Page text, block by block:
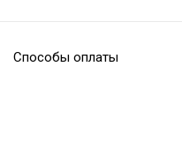
Способы оплаты